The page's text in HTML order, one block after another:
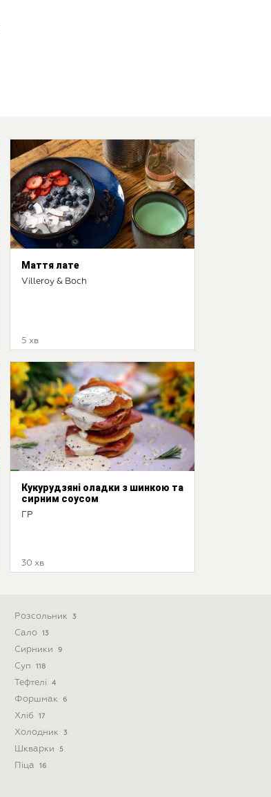
Маття лате
Villeroy & Boch
5 хв
Кукурудзяні оладки з шинкою та
сирним соусом
ГР
30 хв
Розсольник 3
Сало 13
Сирники 9
Суп 118
Тефтелі 4
Форшмак 6
Хліб 17
Холодник 3
Шкварки 5
Піца 16